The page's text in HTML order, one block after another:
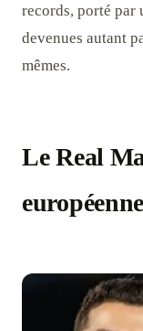
records, porté par
devenues autant
mêmes.
Le Real
européenne